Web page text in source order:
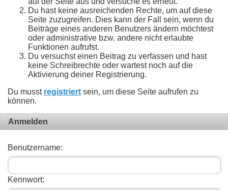
Du hast keine ausreichenden Rechte, um auf diese
Seite zuzugreifen. Dies kann der Fall sein, wenn du
Beiträge eines anderen Benutzers ändern möchtest
oder administrative bzw. andere nicht erlaubte
Funktionen aufrufst.
Du versuchst einen Beitrag zu verfassen und hast
keine Schreibrechte oder wartest noch auf die
Aktivierung deiner Registrierung.
Du musst registriert sein, um diese Seite aufrufen zu
können.
Anmelden
Benutzername:
Kennwort: